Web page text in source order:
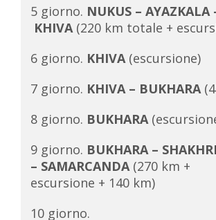
5 giorno. NUKUS – AYAZKALA
KHIVA (220 km totale +
6 giorno. KHIVA (escursione)
7 giorno. KHIVA – BUKHARA
8 giorno. BUKHARA
9 giorno. BUKHARA –
– SAMARCANDA (270 km +
escursione + 140 km)
10 giorno.